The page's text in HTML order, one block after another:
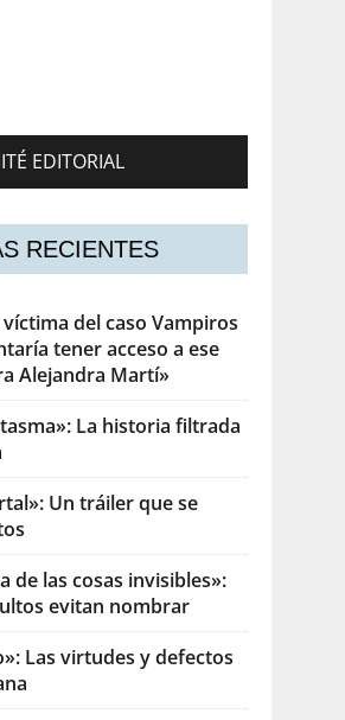
EDITORIAL
RECIENTES
del caso Vampiros
tener acceso a ese
Alejandra Martí»
La historia filtrada
Un tráiler que se
de las cosas invisibles»:
evitan nombrar
Las virtudes y defectos